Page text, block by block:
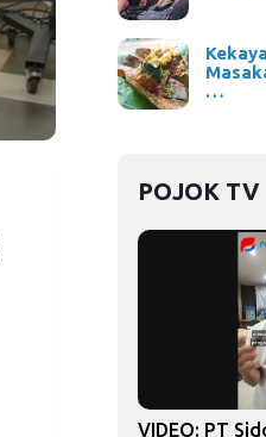
…
POJOK TV
VIDEO: PT